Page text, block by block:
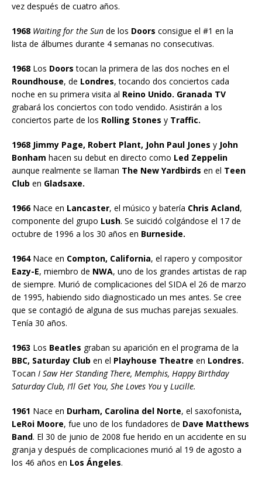
vez después de cuatro años.
1968 Waiting for the Sun de los Doors consigue el #1 en la
lista de álbumes durante 4 semanas no consecutivas.
1968 Los Doors tocan la primera de las dos noches en el
Roundhouse, de Londres, tocando dos conciertos cada
noche en su primera visita al Reino Unido. Granada TV
grabará los conciertos con todo vendido. Asistirán a los
conciertos parte de los Rolling Stones y Traffic.
1968 Jimmy Page, Robert Plant, John Paul Jones y John
Bonham hacen su debut en directo como Led Zeppelin
aunque realmente se llaman The New Yardbirds en el Teen
Club en Gladsaxe.
1966Nace en Lancaster, el músico y batería Chris Acland,
componente del grupo Lush. Se suicidó colgándose el 17 de
octubre de 1996 a los 30 años en Burneside.
1964Nace en Compton, California, el rapero y compositor
Eazy-E, miembro de NWA, uno de los grandes artistas de rap
de siempre. Murió de complicaciones del SIDA el 26 de marzo
de 1995, habiendo sido diagnosticado un mes antes. Se cree
que se contagió de alguna de sus muchas parejas sexuales.
Tenía 30 años.
1963 Los Beatles graban su aparición en el programa de la
BBC, Saturday Club en el Playhouse Theatre en Londres.
Tocan I Saw Her Standing There, Memphis, Happy Birthday
Saturday Club, I’ll Get You, She Loves You y Lucille.
1961 Nace en Durham, Carolina del Norte, el saxofonista,
LeRoi Moore, fue uno de los fundadores de Dave Matthews
Band. El 30 de junio de 2008 fue herido en un accidente en su
granja y después de complicaciones murió al 19 de agosto a
los 46 años en Los Ángeles.